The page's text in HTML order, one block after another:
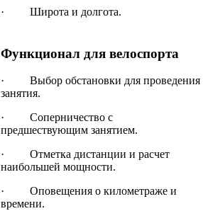
· Широта и долгота.
Функционал для велоспорта
· Выбор обстановки для проведения
занятия.
· Соперничество с
предшествующим занятием.
· Отметка дистанции и расчет
наибольшей мощности.
· Оповещения о километраже и
времени.